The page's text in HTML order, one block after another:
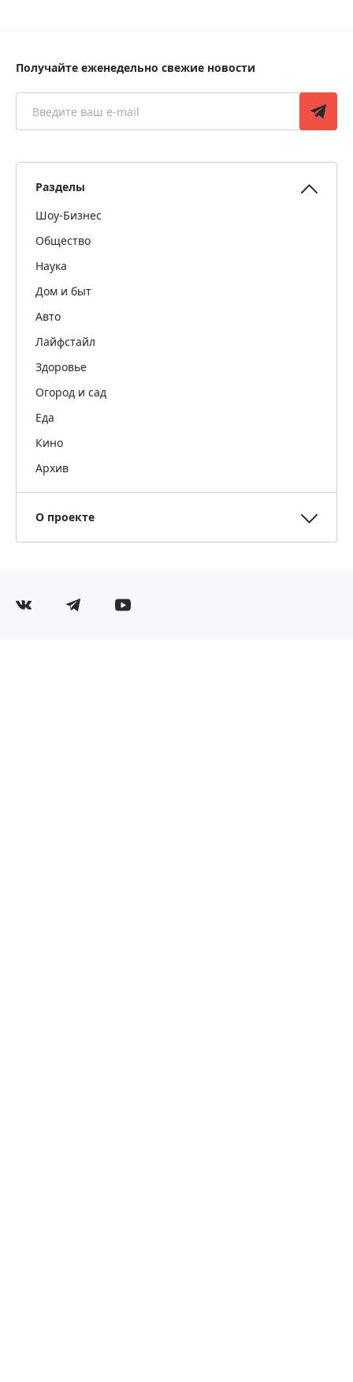
Получайте еженедельно свежие новости
Разделы
Шоу-Бизнес
Общество
Наука
Дом и быт
Авто
Лайфстайл
Здоровье
Огород и сад
Еда
Кино
Архив
О проекте